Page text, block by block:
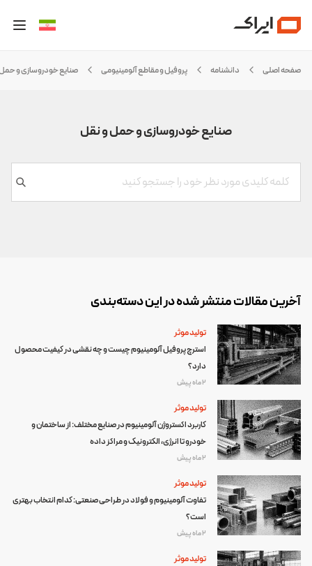
صفحه اصلی دانشنامه پروفیل و مقاطع آلومینیومی صنایع خودروسازی و
صنایع خودروسازی و حمل و نقل
آخرین مقالات منتشر شده در این دسته‌بندی
تولید موثر
استرچ پروفیل آلومینیوم چیست و چه نقشی در کیفیت محصول
دارد؟
2 ماه پیش
تولید موثر
کاربرد اکستروژن آلومینیوم در صنایع مختلف: از ساختمان و
خودرو تا انرژی، الکترونیک و مراکز داده
2 ماه پیش
تولید موثر
تفاوت آلومینیوم و فولاد در طراحی صنعتی: کدام انتخاب بهتری
است؟
2 ماه پیش
تولید موثر